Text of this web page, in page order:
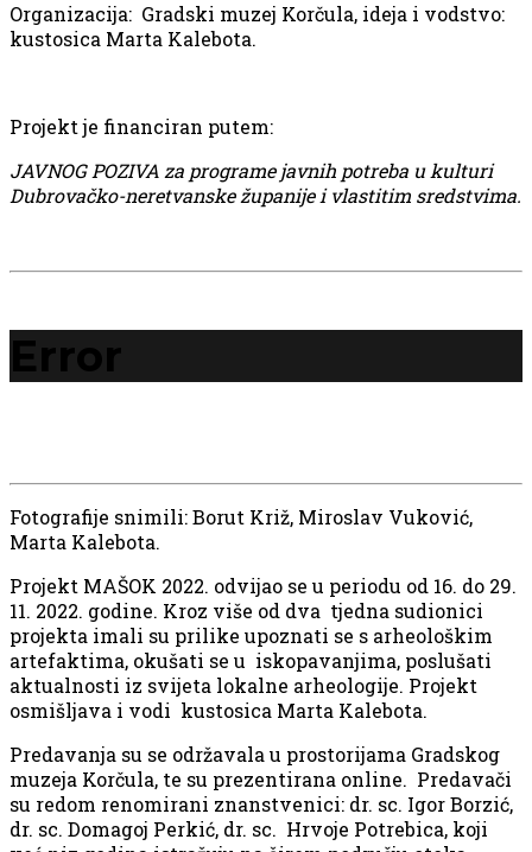
Organizacija: Gradski muzej Korčula, ideja i vodstvo:
kustosica Marta Kalebota.
Projekt je financiran putem:
JAVNOG POZIVA za programe javnih potreba u kulturi
Dubrovačko-neretvanske županije i vlastitim sredstvima.
Error
Fotografije snimili: Borut Križ, Miroslav Vuković,
Marta Kalebota.
Projekt MAŠOK 2022. odvijao se u periodu od 16. do 29.
11. 2022. godine. Kroz više od dva tjedna sudionici
projekta imali su prilike upoznati se s arheološkim
artefaktima, okušati se u iskopavanjima, poslušati
aktualnosti iz svijeta lokalne arheologije. Projekt
osmišljava i vodi kustosica Marta Kalebota.
Predavanja su se održavala u prostorijama Gradskog
muzeja Korčula, te su prezentirana online. Predavači
su redom renomirani znanstvenici: dr. sc. Igor Borzić,
dr. sc. Domagoj Perkić, dr. sc. Hrvoje Potrebica, koji